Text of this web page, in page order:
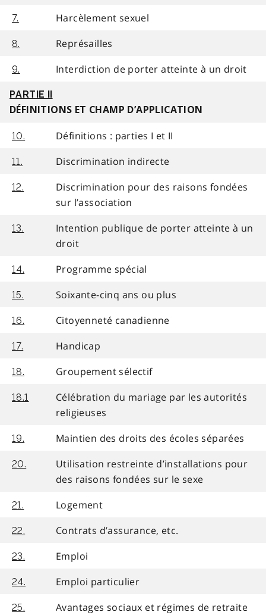
7. Harcèlement sexuel
8. Représailles
9. Interdiction de porter atteinte à un droit
PARTIE II
DÉFINITIONS ET CHAMP D’APPLICATION
10. Définitions : parties I et II
11. Discrimination indirecte
12.
Discrimination pour des raisons fondées
sur l’association
13.
Intention publique de porter atteinte à un
droit
14. Programme spécial
15. Soixante-cinq ans ou plus
16. Citoyenneté canadienne
17. Handicap
18. Groupement sélectif
18.1
Célébration du mariage par les autorités
religieuses
19. Maintien des droits des écoles séparées
20.
Utilisation restreinte d’installations pour
des raisons fondées sur le sexe
21. Logement
22. Contrats d’assurance, etc.
23. Emploi
24. Emploi particulier
25. Avantages sociaux et régimes de retraite